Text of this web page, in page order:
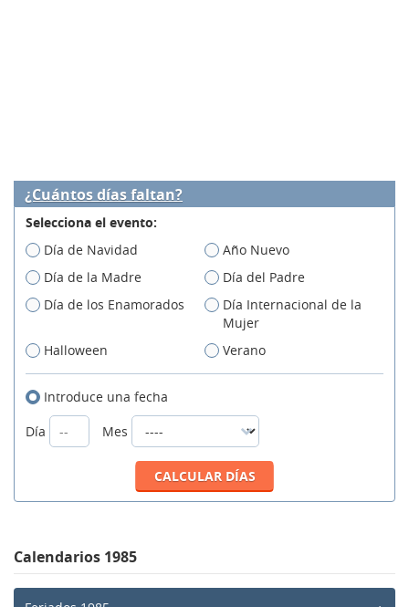
¿Cuántos días faltan?
Selecciona el evento:
Día de Navidad
Año Nuevo
Día de la Madre
Día del Padre
Día de los Enamorados
Día Internacional de la
Mujer
Halloween
Verano
Introduce una fecha
Día
Mes
Calendarios 1985